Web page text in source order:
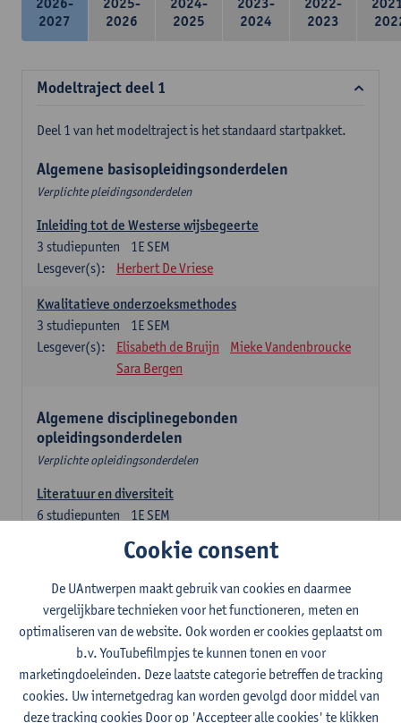
2027
2026
2025
2024
2023
Modeltraject deel 1
Deel 1 van het modeltraject is het standaard startpakket.
Algemene basisopleidingsonderdelen
Verplichte pleidingsonderdelen
Inleiding tot de Westerse wijsbegeerte
1E SEM
3 studiepunten
Lesgever(s):
Herbert De Vriese
Kwalitatieve onderzoeksmethodes
1E SEM
3 studiepunten
Lesgever(s):
Elisabeth de Bruijn
Mieke Vandenbroucke
Sara Bergen
Algemene disciplinegebonden
opleidingsonderdelen
Verplichte opleidingsonderdelen
Literatuur en diversiteit
1E SEM
6 studiepunten
Remco Sleiderink
2E SEM
studiepunten
Lesgever(s):
Astrid De Wit Peter Petré
Engels: verplichte opleidingsonderdelen
Engels: taalbeheersing 1
Cookie consent
De UAntwerpen maakt gebruik van cookies en daarmee
vergelijkbare technieken voor het functioneren, meten en
optimaliseren van de website. Ook worden er cookies geplaatst om
b.v. YouTubefilmpjes te kunnen tonen en voor
marketingdoeleinden. Deze laatste categorie betreffen de tracking
cookies. Uw internetgedrag kan worden gevolgd door middel van
deze tracking cookies Door op 'Accepteer alle cookies' te klikken